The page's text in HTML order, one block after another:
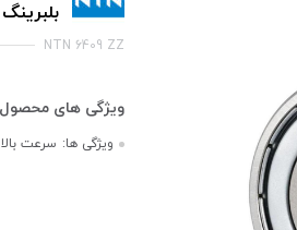
بلبرینگ 6409 ZZ برند NTN
NTN 6409 ZZ
ویژگی ها: سرعت بالا